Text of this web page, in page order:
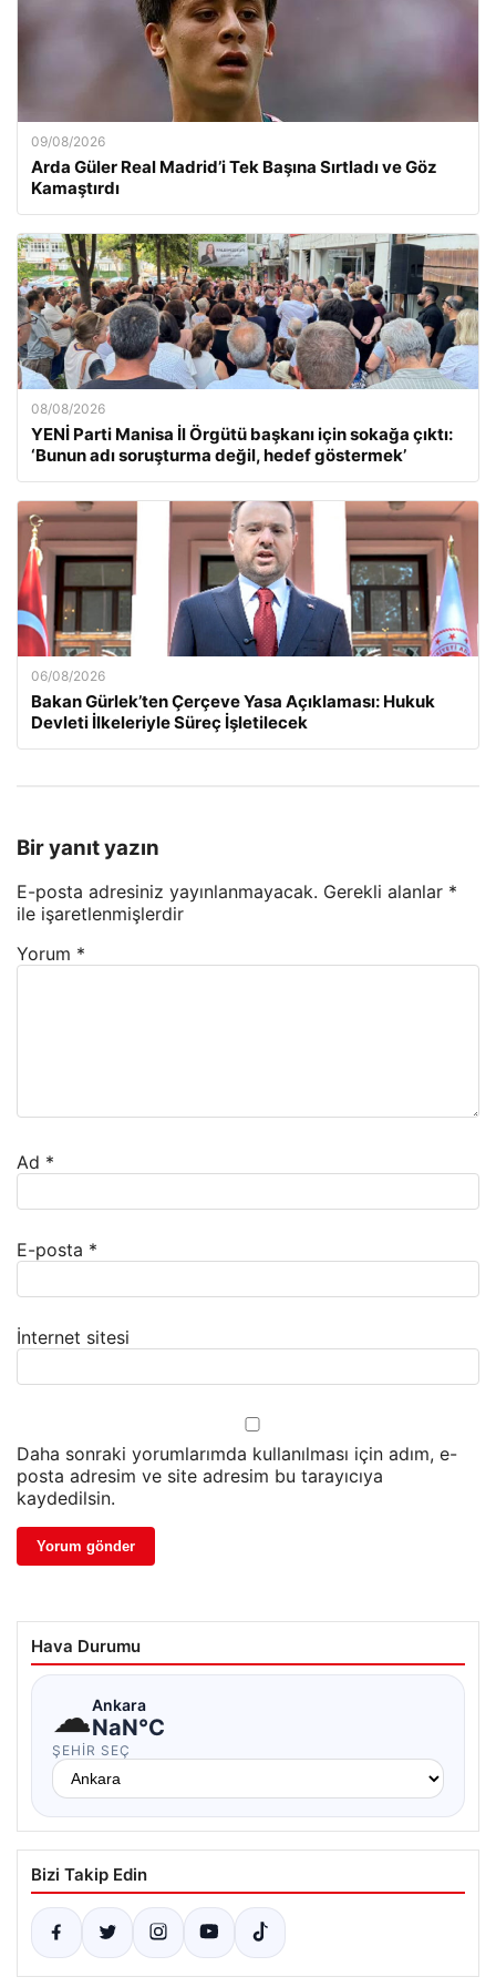
09/08/2026
Arda Güler Real Madrid’i Tek Başına Sırtladı ve Göz
Kamaştırdı
08/08/2026
YENİ Parti Manisa İl Örgütü başkanı için sokağa çıktı:
‘Bunun adı soruşturma değil, hedef göstermek’
06/08/2026
Bakan Gürlek’ten Çerçeve Yasa Açıklaması: Hukuk
Devleti İlkeleriyle Süreç İşletilecek
Bir yanıt yazın
E-posta adresiniz yayınlanmayacak. Gerekli alanlar *
ile işaretlenmişlerdir
Yorum *
Ad *
E-posta *
İnternet sitesi
Daha sonraki yorumlarımda kullanılması için adım, e-
posta adresim ve site adresim bu tarayıcıya
kaydedilsin.
Hava Durumu
☁Ankara
NaN°C
ŞEHIR SEÇ
Bizi Takip Edin